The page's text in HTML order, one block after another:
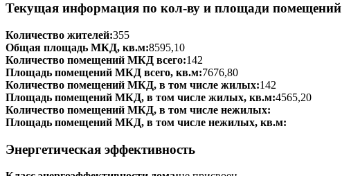
Текущая информация по кол-ву и площади помещений
Количество жителей:355
Общая площадь МКД, кв.м:8595,10
Количество помещений МКД всего:142
Площадь помещений МКД всего, кв.м:7676,80
Количество помещений МКД, в том числе жилых:142
Площадь помещений МКД, в том числе жилых, кв.м:4565,20
Количество помещений МКД, в том числе нежилых:
Площадь помещений МКД, в том числе нежилых, кв.м:
Энергетическая эффективность